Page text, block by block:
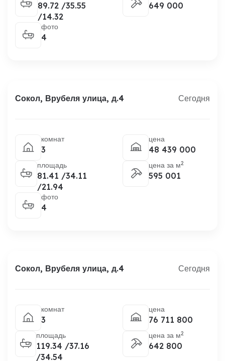
89.72 /35.55
/14.32
649 000
фото
4
Сокол, Врубеля улица, д.4 Сегодня
комнат
3
площадь
81.41 /34.11
/21.94
цена
48 439 000
цена за м2
595 001
фото
4
Сокол, Врубеля улица, д.4 Сегодня
комнат
3
площадь
119.34 /37.16
/34.54
цена
76 711 800
цена за м2
642 800